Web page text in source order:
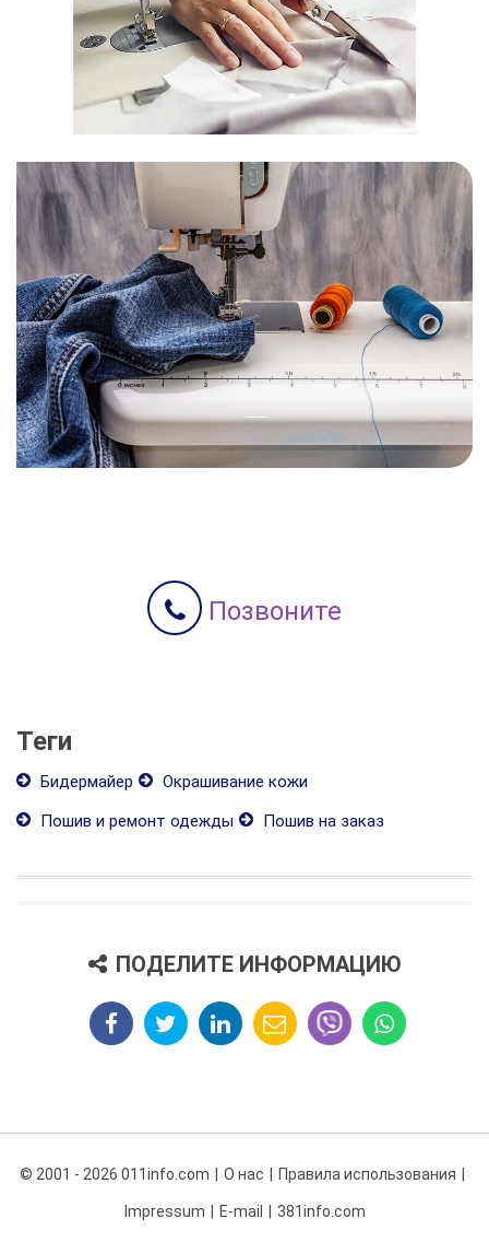
Позвоните
Теги
Бидермайер
Окрашивание кожи
Пошив и ремонт одежды
Пошив на заказ
ПОДЕЛИТЕ ИНФОРМАЦИЮ
© 2001 - 2026 011info.com О нас Правила использования
Impressum E-mail 381info.com